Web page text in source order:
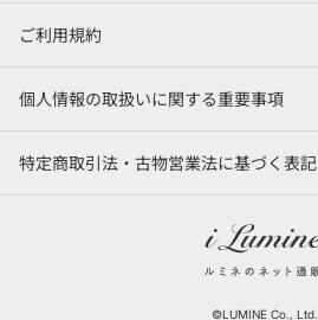
ご利用規約
個人情報の取扱いに関する重要事項
特定商取引法・古物営業法に基づく表記
©LUMINE Co., Ltd.